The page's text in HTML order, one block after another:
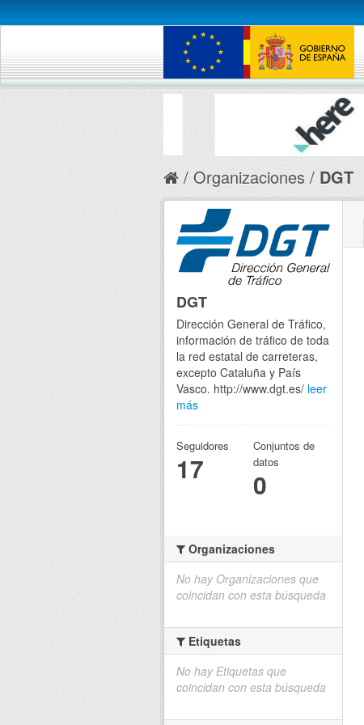
Organizaciones DGT
DGT
Dirección General de Tráfico,
información de tráfico de toda
la red estatal de carreteras,
excepto Cataluña y País
Vasco. http://www.dgt.es/ leer
más
Seguidores
17
Conjuntos de
datos
0
Organizaciones
No hay Organizaciones que
coincidan con esta búsqueda
Etiquetas
No hay Etiquetas que
coincidan con esta búsqueda